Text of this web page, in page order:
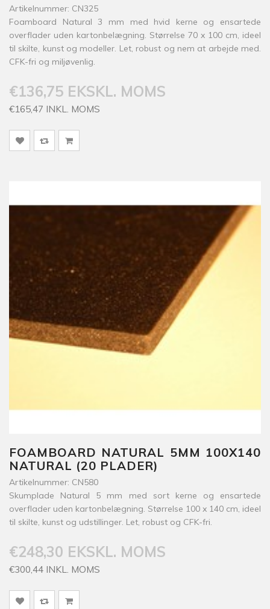
Artikelnummer: CN325
Foamboard Natural 3 mm med hvid kerne og ensartede
overflader uden kartonbelægning. Størrelse 70 x 100 cm, ideel
til skilte, kunst og modeller. Let, robust og nem at arbejde med.
CFK-fri og miljøvenlig.
€136,75 EKSKL. MOMS
€165,47 INKL. MOMS
FOAMBOARD NATURAL 5MM 100X140
NATURAL (20 PLADER)
Artikelnummer: CN580
Skumplade Natural 5 mm med sort kerne og ensartede
overflader uden kartonbelægning. Størrelse 100 x 140 cm, ideel
til skilte, kunst og udstillinger. Let, robust og CFK-fri.
€248,30 EKSKL. MOMS
€300,44 INKL. MOMS